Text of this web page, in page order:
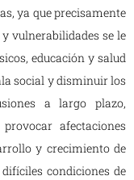
ya que precisamente
vulnerabilidades se le
educación y salud
social y disminuir los
a largo plazo,
afectaciones
y crecimiento de
condiciones de